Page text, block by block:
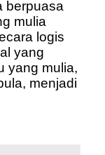
berpuasa
mulia
logis
yang
yang mulia,
menjadi